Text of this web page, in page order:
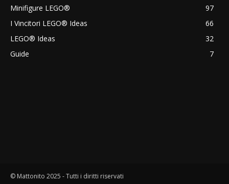
Minifigure LEGO®
97
I Vincitori LEGO® Ideas
66
LEGO® Ideas
32
Guide
7
© Mattonito 2025 - Tutti i diritti riservati